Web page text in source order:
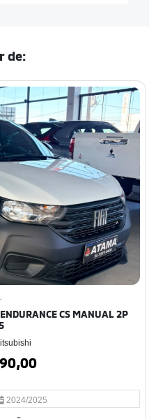
de:
CS MANUAL 2P
2024/2025